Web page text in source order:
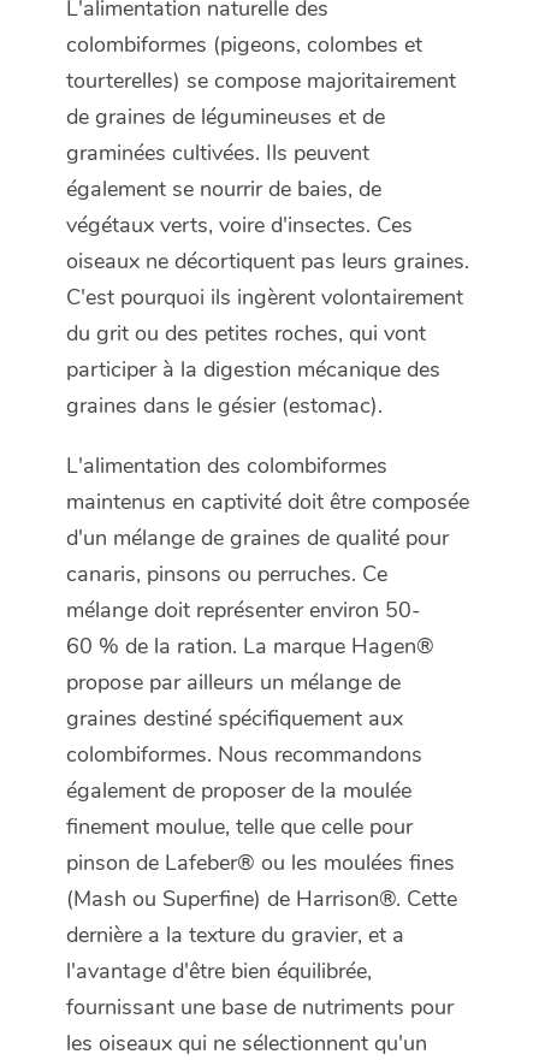
L'alimentation naturelle des
colombiformes (pigeons, colombes et
tourterelles) se compose majoritairement
de graines de légumineuses et de
graminées cultivées. Ils peuvent
également se nourrir de baies, de
végétaux verts, voire d'insectes. Ces
oiseaux ne décortiquent pas leurs graines.
C'est pourquoi ils ingèrent volontairement
du grit ou des petites roches, qui vont
participer à la digestion mécanique des
graines dans le gésier (estomac).
L'alimentation des colombiformes
maintenus en captivité doit être composée
d'un mélange de graines de qualité pour
canaris, pinsons ou perruches. Ce
mélange doit représenter environ 50-
60 % de la ration. La marque Hagen®
propose par ailleurs un mélange de
graines destiné spécifiquement aux
colombiformes. Nous recommandons
également de proposer de la moulée
finement moulue, telle que celle pour
pinson de Lafeber® ou les moulées fines
(Mash ou Superfine) de Harrison®. Cette
dernière a la texture du gravier, et a
l'avantage d'être bien équilibrée,
fournissant une base de nutriments pour
les oiseaux qui ne sélectionnent qu'un